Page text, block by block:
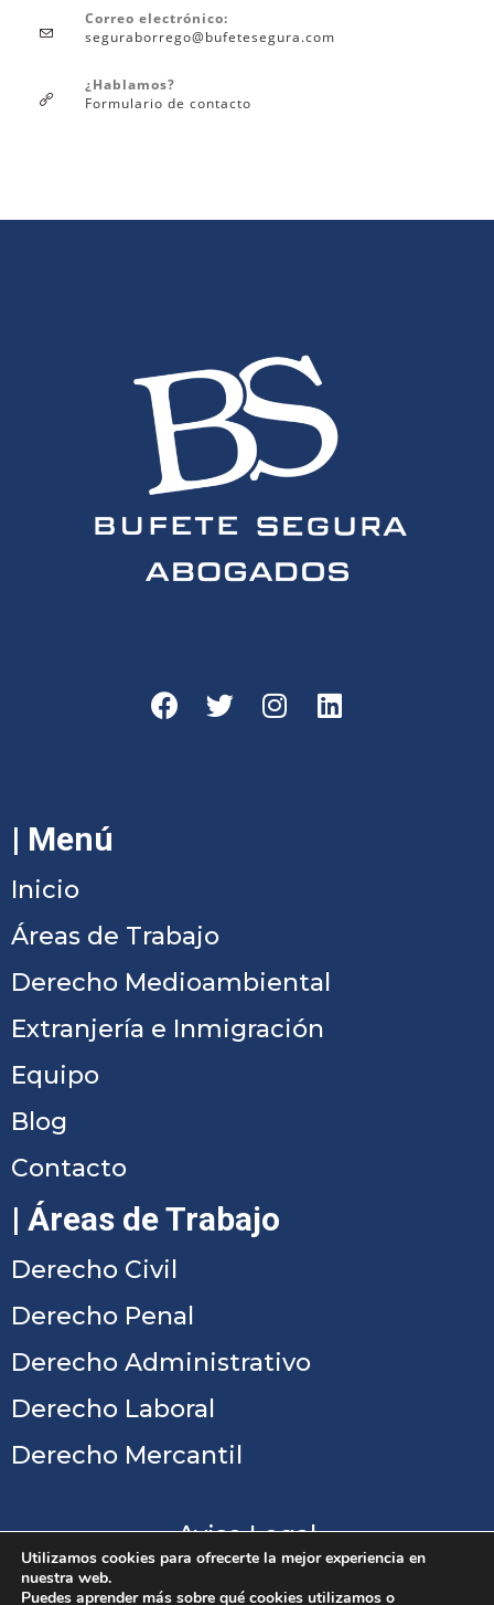
Correo electrónico:
seguraborrego@bufetesegura.com
¿Hablamos?
Formulario de contacto
| Menú
Inicio
Áreas de Trabajo
Derecho Medioambiental
Extranjería e Inmigración
Equipo
Blog
Contacto
| Áreas de Trabajo
Derecho Civil
Derecho Penal
Derecho Administrativo
Derecho Laboral
Derecho Mercantil
Aviso Legal
Utilizamos cookies para ofrecerte la mejor experiencia en
nuestra web.
Puedes aprender más sobre qué cookies utilizamos o